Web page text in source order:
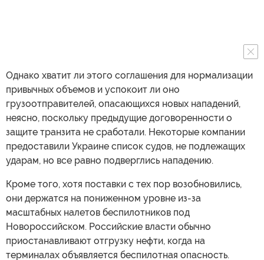
Однако хватит ли этого соглашения для нормализации
привычных объемов и успокоит ли оно
грузоотправителей, опасающихся новых нападений,
неясно, поскольку предыдущие договоренности о
защите транзита не сработали. Некоторые компании
предоставили Украине список судов, не подлежащих
ударам, но все равно подверглись нападению.
Кроме того, хотя поставки с тех пор возобновились,
они держатся на пониженном уровне из-за
масштабных налетов беспилотников под
Новороссийском. Российские власти обычно
приостанавливают отгрузку нефти, когда на
терминалах объявляется беспилотная опасность.